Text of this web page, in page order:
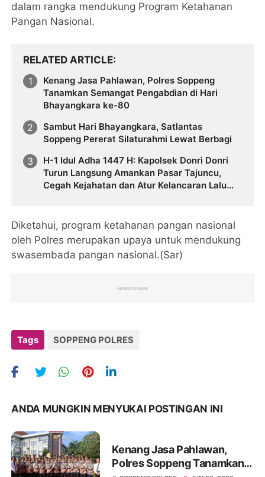
dalam rangka mendukung Program Ketahanan
Pangan Nasional.
RELATED ARTICLE
Kenang Jasa Pahlawan, Polres Soppeng
Tanamkan Semangat Pengabdian di Hari
Bhayangkara ke-80
Sambut Hari Bhayangkara, Satlantas
Soppeng Pererat Silaturahmi Lewat Berbagi
H-1 Idul Adha 1447 H: Kapolsek Donri Donri
Turun Langsung Amankan Pasar Tajuncu,
Cegah Kejahatan dan Atur Kelancaran Lalu
Diketahui, program ketahanan pangan nasional
oleh Polres merupakan upaya untuk mendukung
swasembada pangan nasional.(Sar)
Tags SOPPENG POLRES
ANDA MUNGKIN MENYUKAI POSTINGAN INI
Kenang Jasa Pahlawan,
Polres Soppeng Tanamkan